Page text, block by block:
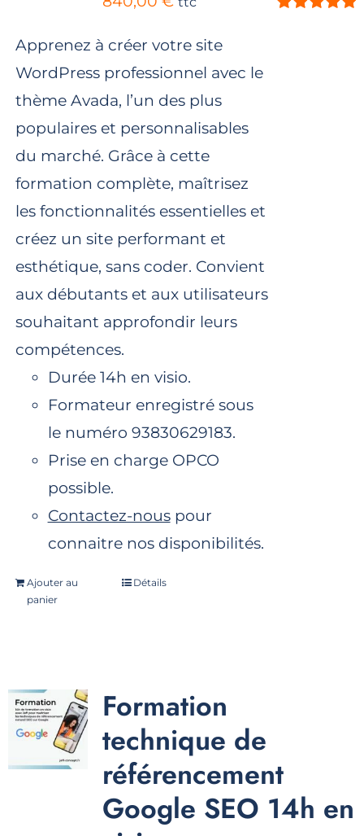
Apprenez à créer votre site
WordPress professionnel avec le
thème Avada, l’un des plus
populaires et personnalisables
du marché. Grâce à cette
formation complète, maîtrisez
les fonctionnalités essentielles et
créez un site performant et
esthétique, sans coder. Convient
aux débutants et aux utilisateurs
souhaitant approfondir leurs
compétences.
Durée 14h en visio.
Formateur enregistré sous
le numéro 93830629183.
Prise en charge OPCO
possible.
Contactez-nouspour
connaitre nos disponibilités.
Ajouter au
panier
Détails
Formation
technique de
référencement
Google SEO 14h en